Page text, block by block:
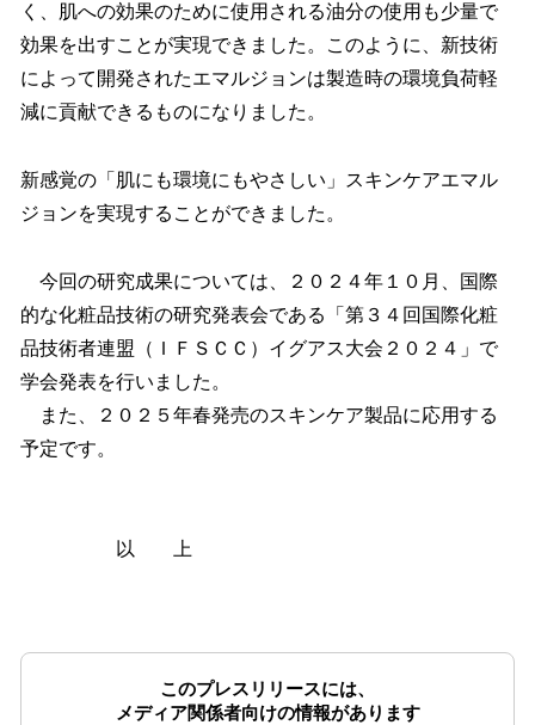
く、肌への効果のために使用される油分の使用も少量で
効果を出すことが実現できました。このように、新技術
によって開発されたエマルジョンは製造時の環境負荷軽
減に貢献できるものになりました。
新感覚の「肌にも環境にもやさしい」スキンケアエマル
ジョンを実現することができました。
今回の研究成果については、２０２４年１０月、国際
的な化粧品技術の研究発表会である「第３４回国際化粧
品技術者連盟（ＩＦＳＣＣ）イグアス大会２０２４」で
学会発表を行いました。
また、２０２５年春発売のスキンケア製品に応用する
予定です。
以 上
このプレスリリースには、
メディア関係者向けの情報があります